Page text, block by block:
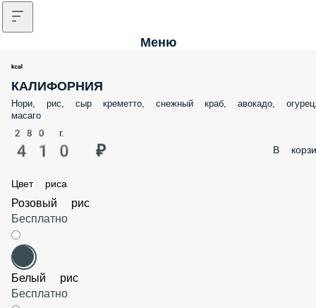
Меню
КАЛИФОРНИЯ
Нори, рис, сыр креметто, снежный краб, авокадо,
масаго
280 г.
410 ₽ В
Цвет риса
Розовый рис
Бесплатно
Белый рис
Бесплатно